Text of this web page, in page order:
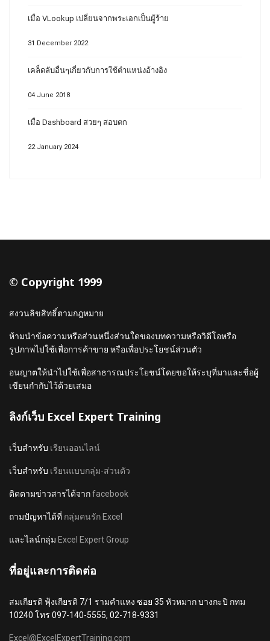
เมื่อ VLookup เปลี่ยนจากพระเอกเป็นผู้ร้าย
31 December 2022
เคล็ดลับอื่นๆเกี่ยวกับการใช้ตำแหน่งอ้างอิง
04 June 2018
เมื่อ Dashboard สวยๆ สอบตก
22 January 2024
© Copyright 1999
สงวนลิขสิทธิ์ตามกฎหมาย
ห้ามนำข้อความหรือส่วนหนึ่งส่วนใดของบทความหรือวิดีโอหรือ
รูปภาพไปใช้เพื่อการค้าขาย หรือเพื่อประโยชน์ส่วนตัว
อนญาตให้นำไปใช้เพื่อสาธารณประโยชน์โดยขอให้ระบุที่มาและชื่อผู้
เขียนกำกับไว้ด้วยเสมอ
ลิงก์เว็บ Excel Expert Training
เว็บสำหรับ เรียนออนไลน์
เว็บสำหรับ เรียนแบบกลุ่ม-ส่วนตัว
ติดตามข่าวสารได้จากfacebook
ถามปัญหาได้ที่ กลุ่มคนรัก Excel
และไลน์กลุ่ม Excel Expert Group
ที่อยู่และการติดต่อ
สมเกียรติ ฟุ้งเกียรติ 7/1 รามคำแหง ซอย 35 หัวหมาก บางกะปิ กทม
10240 โทร 097-140-5555, 02-718-9331
Excel@ExcelExpertTraining.com